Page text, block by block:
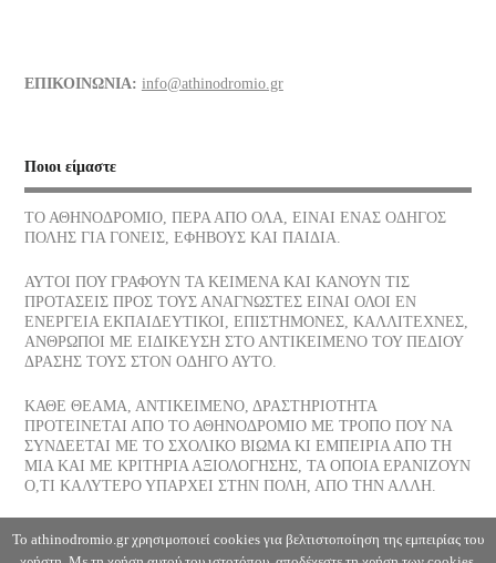
07/07/2026
Οι νεώσοικοι του Πειραιά, ένα σοβαρό στήριγμα της αρχαίας
03/07/2026
Το παγωτό, η λιχουδιά του Καλοκαιριού ποια είναι η διατροφική
του αξία
Αφυδάτωση
29/06/2026
Η Θάλασσα, Κλωντ Ντεμπυσσύ
ΕΠΙΚΟΙΝΩΝΙΑ: info@athinodromio.gr
Ποιοι είμαστε
ΤΟ ΑΘΗΝΟΔΡΟΜΙΟ, ΠΕΡΑ ΑΠΟ ΟΛΑ, ΕΙΝΑΙ ΕΝΑΣ ΟΔΗΓΟΣ
ΠΟΛΗΣ ΓΙΑ ΓΟΝΕΙΣ, ΕΦΗΒΟΥΣ ΚΑΙ ΠΑΙΔΙΑ.
ΑΥΤΟΙ ΠΟΥ ΓΡΑΦΟΥΝ ΤΑ ΚΕΙΜΕΝΑ ΚΑΙ ΚΑΝΟΥΝ ΤΙΣ
ΠΡΟΤΑΣΕΙΣ ΠΡΟΣ ΤΟΥΣ ΑΝΑΓΝΩΣΤΕΣ ΕΙΝΑΙ ΟΛΟΙ ΕΝ
ΕΝΕΡΓΕΙΑ ΕΚΠΑΙΔΕΥΤΙΚΟΙ, ΕΠΙΣΤΗΜΟΝΕΣ, ΚΑΛΛΙΤΕΧΝΕΣ,
ΑΝΘΡΩΠΟΙ ΜΕ ΕΙΔΙΚΕΥΣΗ ΣΤΟ ΑΝΤΙΚΕΙΜΕΝΟ ΤΟΥ ΠΕΔΙΟΥ
ΔΡΑΣΗΣ ΤΟΥΣ ΣΤΟΝ ΟΔΗΓΟ ΑΥΤΟ.
ΚΑΘΕ ΘΕΑΜΑ, ΑΝΤΙΚΕΙΜΕΝΟ, ΔΡΑΣΤΗΡΙΟΤΗΤΑ
ΠΡΟΤΕΙΝΕΤΑΙ ΑΠΟ ΤΟ ΑΘΗΝΟΔΡΟΜΙΟ ΜΕ ΤΡΟΠΟ ΠΟΥ ΝΑ
ΣΥΝΔΕΕΤΑΙ ΜΕ ΤΟ ΣΧΟΛΙΚΟ ΒΙΩΜΑ ΚΙ ΕΜΠΕΙΡΙΑ ΑΠΟ ΤΗ
ΜΙΑ ΚΑΙ ΜΕ ΚΡΙΤΗΡΙΑ ΑΞΙΟΛΟΓΗΣΗΣ, ΤΑ ΟΠΟΙΑ ΕΡΑΝΙΖΟΥΝ
Ο,ΤΙ ΚΑΛΥΤΕΡΟ ΥΠΑΡΧΕΙ ΣΤΗΝ ΠΟΛΗ, ΑΠΟ ΤΗΝ ΑΛΛΗ.
Το athinodromio.gr χρησιμοποιεί cookies για βελτιστοποίηση της εμπειρίας του